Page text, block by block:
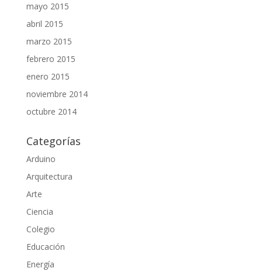
mayo 2015
abril 2015
marzo 2015
febrero 2015
enero 2015
noviembre 2014
octubre 2014
Categorías
Arduino
Arquitectura
Arte
Ciencia
Colegio
Educación
Energía